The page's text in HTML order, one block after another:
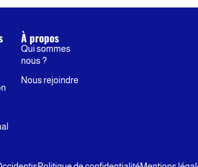
À propos
Qui sommes
nous ?
Nous rejoindre